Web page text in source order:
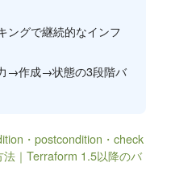
ングで継続的なインフ
→作成→状態の3段階バ
・postcondition・check
｜Terraform 1.5以降のバ